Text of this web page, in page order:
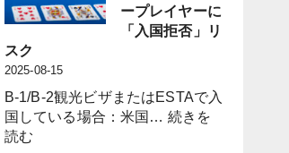
必
要
ジ
ノ
「現
金
ープレイヤーに
「入国拒否」リ
スク
2025-08-15
B-1/B-2観光ビザまたはESTAで入
国している場合：米国… 続きを
読む: